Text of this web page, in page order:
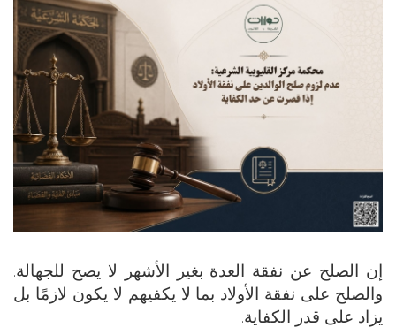
إن الصلح عن نفقة العدة بغير الأشهر لا يصح للجهالة.
والصلح على نفقة الأولاد بما لا يكفيهم لا يكون لازمًا بل
يزاد على قدر الكفاية.